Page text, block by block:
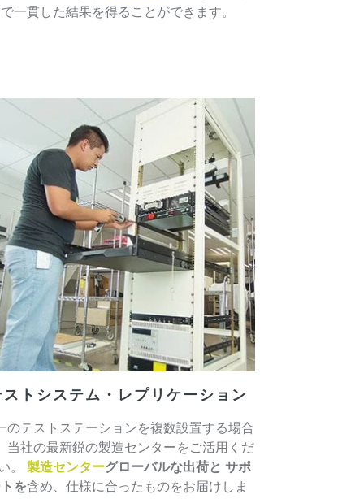
で一貫した結果を得ることができます。
ストシステム・レプリケーション
のテストステーションを複数設置する場合
当社の最新鋭の製造センターをご活用くだ
。製造センターグローバルな出荷と サポ
を含め、仕様に合ったものをお届けしま